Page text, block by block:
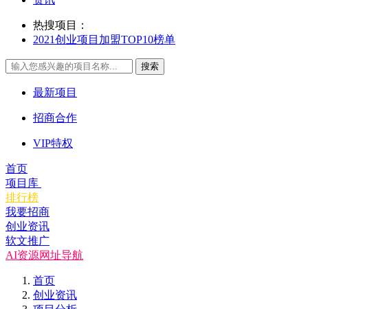
热搜项目：
2021创业项目加盟TOP10榜单
搜索
最新项目
招商合作
VIP特权
首页
项目库
排行榜
我要招商
创业资讯
软文推广
AI资源网址导航
首页
创业资讯